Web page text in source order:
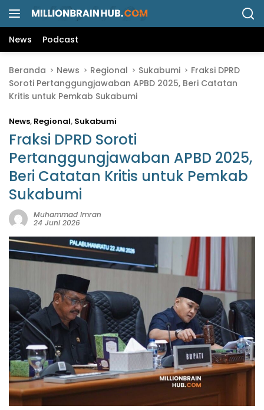
News Podcast
Beranda News Regional Sukabumi
Fraksi DPRD
Soroti Pertanggungjawaban APBD 2025, Beri Catatan
Kritis untuk Pemkab Sukabumi
News, Regional, Sukabumi
Fraksi DPRD Soroti
Pertanggungjawaban APBD 2025,
Beri Catatan Kritis untuk Pemkab
Sukabumi
Muhammad Imran
24 Juni 2026